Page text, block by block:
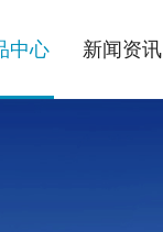
中心 新闻资讯